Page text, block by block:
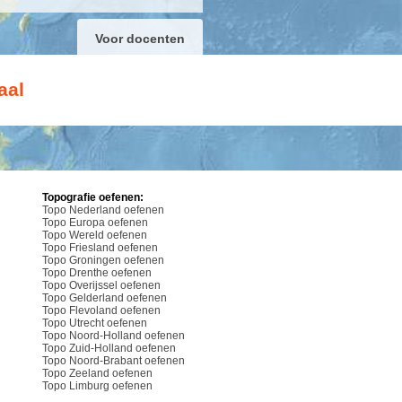
Voor docenten
Topografie oefenen:
Topo Nederland oefenen
Topo Europa oefenen
Topo Wereld oefenen
Topo Friesland oefenen
Topo Groningen oefenen
Topo Drenthe oefenen
Topo Overijssel oefenen
Topo Gelderland oefenen
Topo Flevoland oefenen
Topo Utrecht oefenen
Topo Noord-Holland oefenen
Topo Zuid-Holland oefenen
Topo Noord-Brabant oefenen
Topo Zeeland oefenen
Topo Limburg oefenen